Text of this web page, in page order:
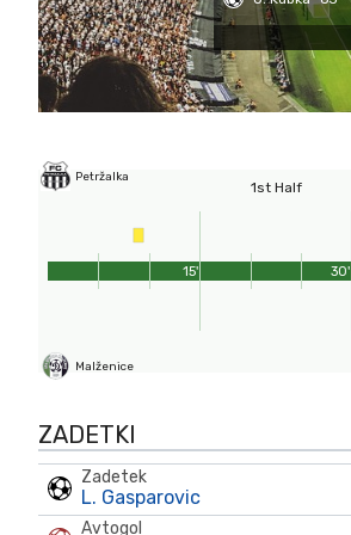
Petržalka
1st Half
Malženice
15' 30'
ZADETKI
Zadetek
L. Gasparovic
Avtogol